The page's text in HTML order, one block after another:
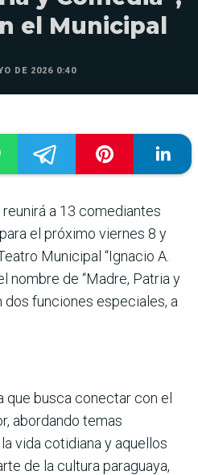
el Municipal
DE 2026 0:40
a 13 comediantes
el próximo viernes 8 y
Muni­cipal “Ignacio A.
nombre de “Madre, Patria y
dos funciones especiales, a
que busca conectar con el
abordando temas
vida cotidiana y aque­llos
de la cultura paraguaya,